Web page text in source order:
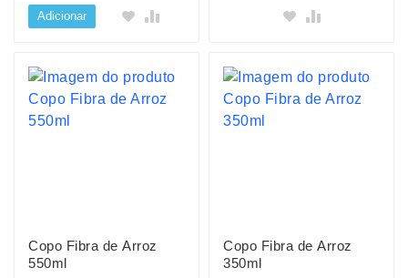
Adicionar
Copo Fibra de Arroz
550ml
Copo Fibra de Arroz
350ml